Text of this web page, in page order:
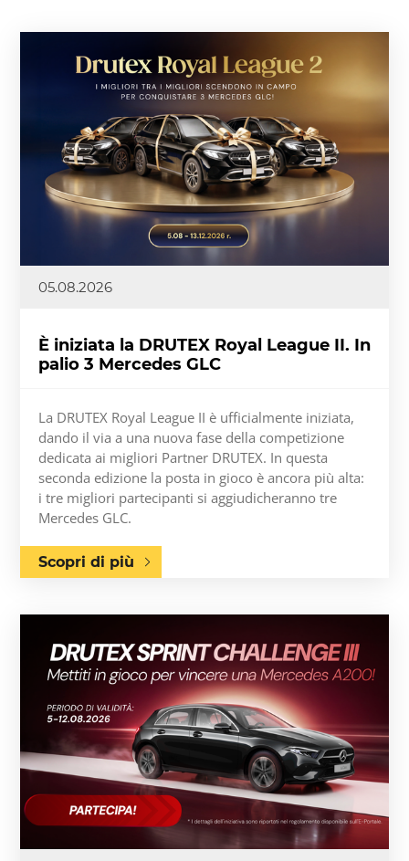
05.08.2026
È iniziata la DRUTEX Royal League II. In
palio 3 Mercedes GLC
La DRUTEX Royal League II è ufficialmente iniziata,
dando il via a una nuova fase della competizione
dedicata ai migliori Partner DRUTEX. In questa
seconda edizione la posta in gioco è ancora più alta:
i tre migliori partecipanti si aggiudicheranno tre
Mercedes GLC.
Scopri di più